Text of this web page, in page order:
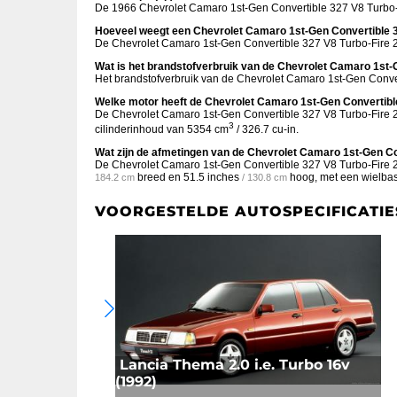
De 1966 Chevrolet Camaro 1st-Gen Convertible 327 V8
Hoeveel weegt een Chevrolet Camaro 1st-Gen Convertible
De Chevrolet Camaro 1st-Gen Convertible 327 V8 Turbo-
Wat is het brandstofverbruik van de Chevrolet Camaro 1st-
Het brandstofverbruik van de Chevrolet Camaro 1st-Gen
Welke motor heeft de Chevrolet Camaro 1st-Gen
De Chevrolet Camaro 1st-Gen Convertible 327 V8 Turbo-
cilinderinhoud van 5354 cm3 / 326.7 cu-in.
Wat zijn de afmetingen van de Chevrolet Camaro 1st-Gen
De Chevrolet Camaro 1st-Gen Convertible 327 V8 Turbo-
184.2 cm breed en 51.5 inches / 130.8 cm hoog, met een
VOORGESTELDE
Lancia Thema 2.0 i.e. Turbo 16v
(1992)